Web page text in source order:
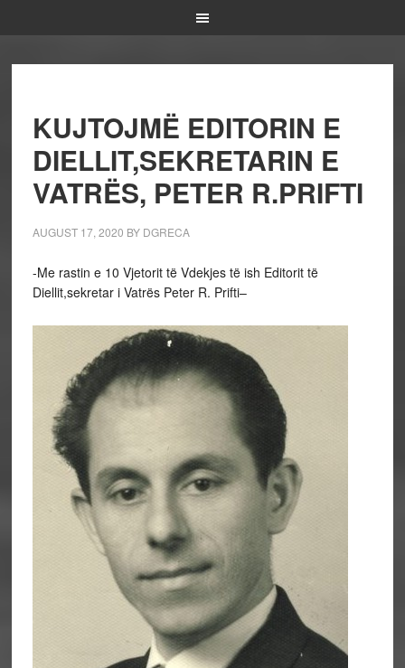
KUJTOJMË EDITORIN E
DIELLIT,SEKRETARIN E
VATRËS, PETER R.PRIFTI
AUGUST 17, 2020 BY DGRECA
-Me rastin e 10 Vjetorit të Vdekjes të ish Editorit të
Diellit,sekretar i Vatrës Peter R. Prifti–